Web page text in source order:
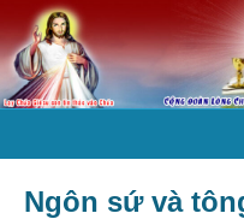
Ngôn sứ và